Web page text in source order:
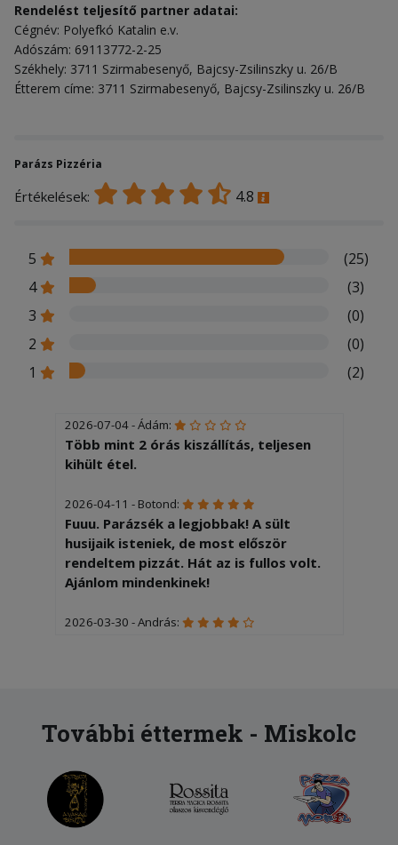
Rendelést teljesítő partner adatai:
Cégnév: Polyefkó Katalin e.v.
Adószám: 69113772-2-25
Székhely: 3711 Szirmabesenyő, Bajcsy-Zsilinszky u. 26/B
Étterem címe: 3711 Szirmabesenyő, Bajcsy-Zsilinszky u. 26/B
Parázs Pizzéria
Értékelések: 4.8
5
(25)
4
(3)
3
(0)
2
(0)
1
(2)
2026-07-04 - Ádám:
Több mint 2 órás kiszállítás, teljesen
kihült étel.
2026-04-11 - Botond:
Fuuu. Parázsék a legjobbak! A sült
husijaik isteniek, de most először
rendeltem pizzát. Hát az is fullos volt.
Ajánlom mindenkinek!
2026-03-30 - András:
2026-02-27 - Ádám:
melegen érkezett az étel.
2025-12-13 - Edina:
További éttermek - Miskolc